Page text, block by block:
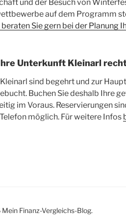
und der Besuch von
auf dem Programm
Sie gern bei der Planung
Unterkunft Kleinarl
sind begehrt und zur
Buchen Sie deshalb Ihre
im Voraus. Reservierungen
möglich. Für weitere Infos
Finanz-Vergleichs-Blog.